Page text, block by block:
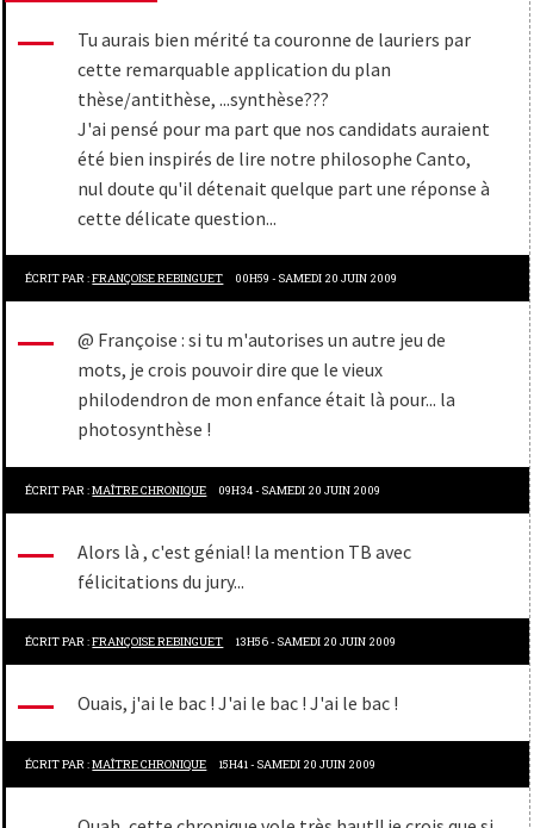
Tu aurais bien mérité ta couronne de lauriers par
cette remarquable application du plan
thèse/antithèse, ...synthèse???
J'ai pensé pour ma part que nos candidats auraient
été bien inspirés de lire notre philosophe Canto,
nul doute qu'il détenait quelque part une réponse à
cette délicate question...
ÉCRIT PAR :FRANÇOISE REBINGUET 00H59 -SAMEDI 20 JUIN 2009
@ Françoise : si tu m'autorises un autre jeu de
mots, je crois pouvoir dire que le vieux
philodendron de mon enfance était là pour... la
photosynthèse !
ÉCRIT PAR :MAÎTRE CHRONIQUE 09H34-SAMEDI 20 JUIN 2009
Alors là , c'est génial! la mention TB avec
félicitations du jury...
ÉCRIT PAR :FRANÇOISE REBINGUET 13H56-SAMEDI 20 JUIN 2009
Ouais, j'ai le bac ! J'ai le bac ! J'ai le bac !
ÉCRIT PAR :MAÎTRE CHRONIQUE 15H41 -SAMEDI 20 JUIN 2009